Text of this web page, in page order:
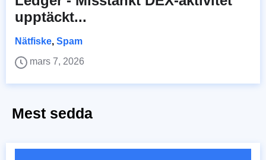
upptäckt...
Nätfiske, Spam
mars 7, 2026
Mest sedda